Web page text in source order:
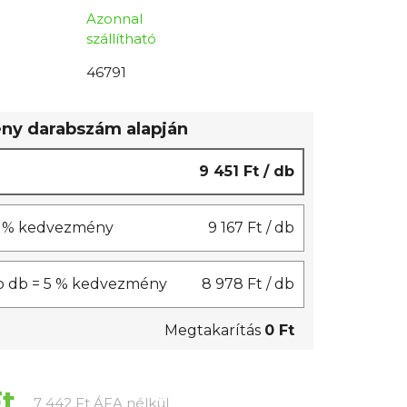
Azonnal
szállítható
46791
darabszám alapján
9 451 Ft / db
% kedvezmény 9 167 Ft / db
db = 5 % kedvezmény 8 978 Ft / db
Megtakarítás 0 Ft
7 442 Ft ÁFA nélkülEgységár: